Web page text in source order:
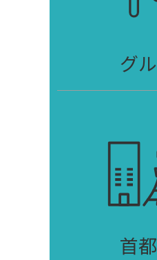
グ
首